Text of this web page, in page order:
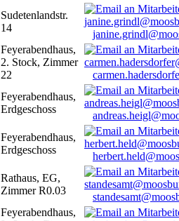
Sudetenlandstr.
14
Feyerabendhaus,
2. Stock, Zimmer
22
Feyerabendhaus,
Erdgeschoss
Feyerabendhaus,
Erdgeschoss
Rathaus, EG,
Zimmer R0.03
Feyerabendhaus,